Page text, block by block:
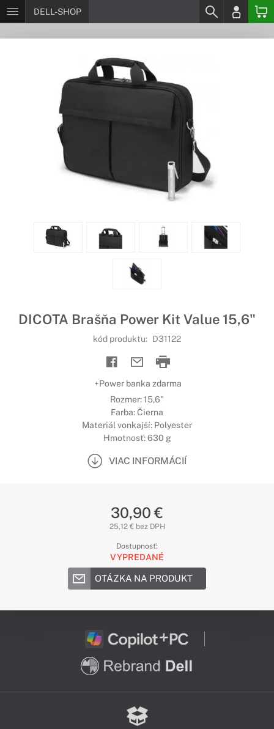
DELL-SHOP
DICOTA Brašňa Power Kit Value 15,6"
kód produktu: D31122
+Power banka zdarma
Rozmer: 15,6"
Farba: Čierna
Materiál vonkajší: Polyester
Hmotnosť: 630 g
VIAC INFORMÁCIÍ
30,90 €
25,12 € bez DPH
Dostupnosť:
VYPREDANÉ
OTÁZKA NA PRODUKT